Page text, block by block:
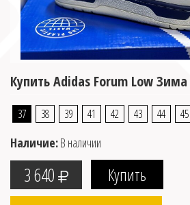
Купить Adidas Forum Low Зима
37 38 39 41 42 43 44 45
Наличие:В наличии
3 640